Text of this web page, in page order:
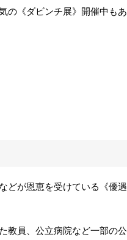
の《ダビンチ展》開催中もあ
どが恩恵を受けている《優遇
教員、公立病院など一部の公